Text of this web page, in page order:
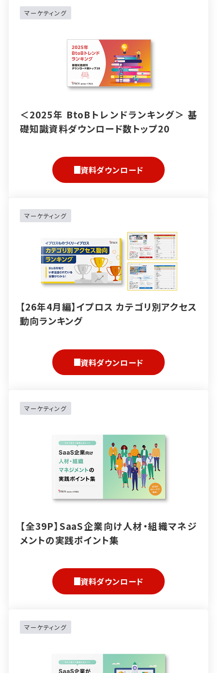
マーケティング
＜2025年 BtoBトレンドランキング＞ 基
礎知識資料ダウンロード数トップ20
資料ダウンロード
マーケティング
【26年4月編】イプロス カテゴリ別アクセス
動向ランキング
資料ダウンロード
マーケティング
【全39P】SaaS企業向け人材・組織マネジ
メントの実践ポイント集
資料ダウンロード
マーケティング